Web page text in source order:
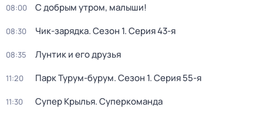
08:00 С добрым утром, малыши!
08:30 Чик-зарядка. Сезон 1. Серия 43-я
08:35 Лунтик и его друзья
11:20 Парк Турум-бурум. Сезон 1. Серия 55-я
11:30 Супер Крылья. Суперкоманда